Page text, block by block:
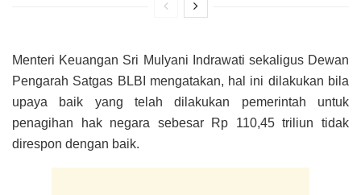
Menteri Keuangan Sri Mulyani Indrawati sekaligus Dewan
Pengarah Satgas BLBI mengatakan, hal ini dilakukan bila
upaya baik yang telah dilakukan pemerintah untuk
penagihan hak negara sebesar Rp 110,45 triliun tidak
direspon dengan baik.